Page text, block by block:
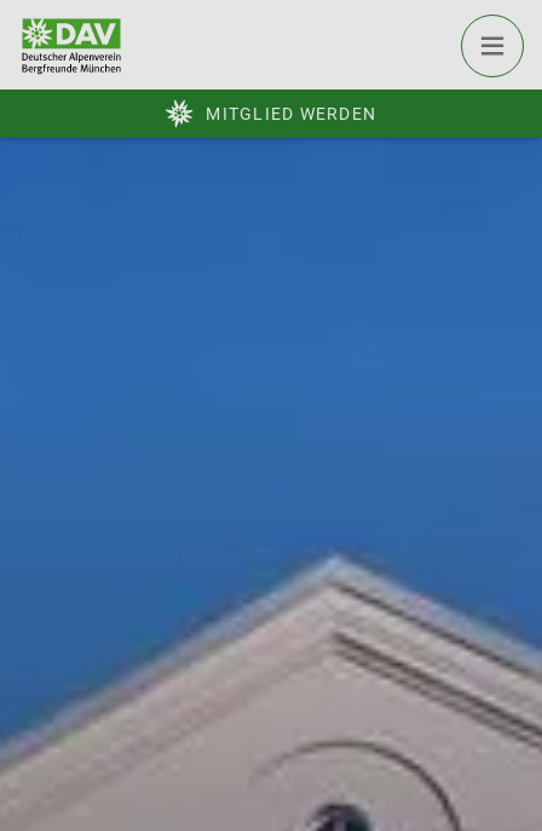
MITGLIED WERDEN